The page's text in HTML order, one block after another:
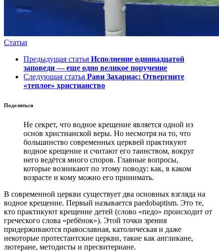
Статьи
Предыдущая статья Исполнение одиннадцатой
заповеди — еще одно великое поручение
Следующая статья Рави Захариас: Отвергните
«теплое» христианство
Поделиться
Не секрет, что водное крещение является одной из
основ христианской веры. Но несмотря на то, что
большинство современных церквей практикуют
водное крещение и считают его таинством, вокруг
него ведётся много споров. Главные вопросы,
которые возникают по этому поводу: как, в каком
возрасте и кому можно его принимать.
В современной церкви существует два основных взгляда на
водное крещение. Первый называется paedobaptism. Это те,
кто практикуют крещение детей (слово «педо» происходит от
греческого слова «ребёнок»). Этой точки зрения
придерживаются православная, католическая и даже
некоторые протестантские церкви, такие как англикане,
лютеране, методисты и пресвитериане.